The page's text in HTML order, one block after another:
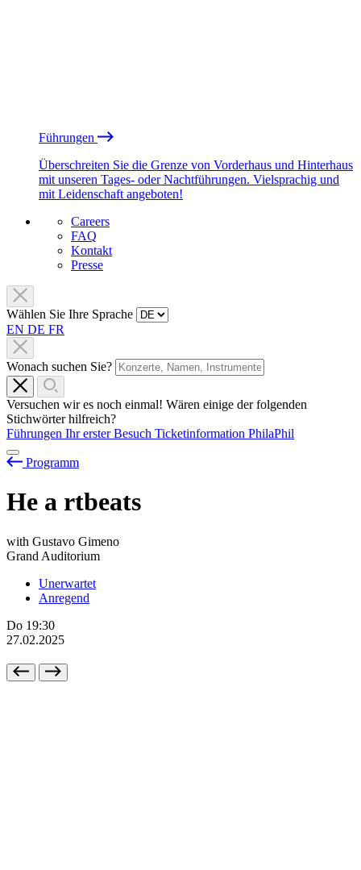
Führungen
Überschreiten Sie die Grenze von Vorderhaus und Hinterhaus
mit unseren Tages- oder Nachtführungen. Vielsprachig und
mit Leidenschaft angeboten!
Careers
FAQ
Kontakt
Presse
Wählen Sie Ihre Sprache
EN DE FR
Wonach suchen Sie?
Versuchen wir es noch einmal! Wären einige der folgenden
Stichwörter hilfreich?
Führungen Ihr erster Besuch Ticketinformation PhilaPhil
Programm
He a rtbeats
with Gustavo Gimeno
Grand Auditorium
Unerwartet
Anregend
Do 19:30
27.02.2025